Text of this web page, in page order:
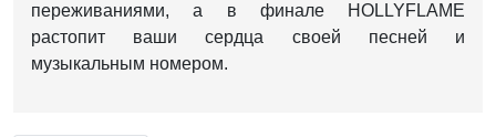
переживаниями, а в финале HOLLYFLAME
растопит ваши сердца своей песней и
музыкальным номером.